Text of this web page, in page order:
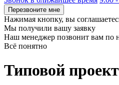
Перезвоните мне
Нажимая кнопку, вы
Мы получили вашу заявку
Наш менеджер позвонит вам по
Всё понятно
Типовой